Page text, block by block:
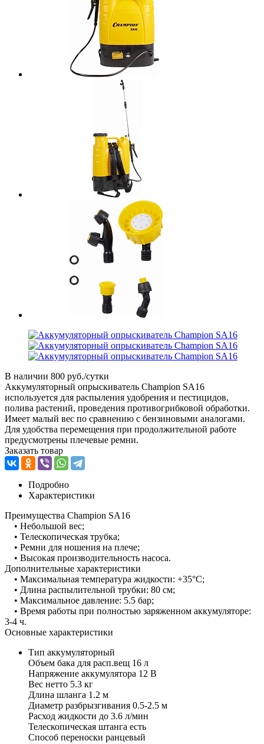
В наличии 800 руб./сутки
Аккумуляторный опрыскиватель Champion SA16
используется для распыления удобрения и пестицидов,
полива растений, проведения противогрибковой обработки.
Имеет малый вес по сравнению с бензиновыми аналогами.
Для удобства перемещения при продолжительной работе
предусмотрены плечевые ремни.
Заказать товар
Подробно
Характеристики
Преимущества Champion SA16
• Небольшой вес;
• Телескопическая трубка;
• Ремни для ношения на плече;
• Высокая производительность насоса.
Дополнительные характеристики
• Максимальная температура жидкости: +35°С;
• Длина распылительной трубки: 80 см;
• Максимальное давление: 5.5 бар;
• Время работы при полностью заряженном аккумуляторе:
3-4 ч.
Основные характеристики
Тип аккумуляторный
Объем бака для расп.вещ 16 л
Напряжение аккумулятора 12 В
Вес нетто 5.3 кг
Длина шланга 1.2 м
Диаметр разбрызгивания 0.5-2.5 м
Расход жидкости до 3.6 л/мин
Телескопическая штанга есть
Способ переноски ранцевый